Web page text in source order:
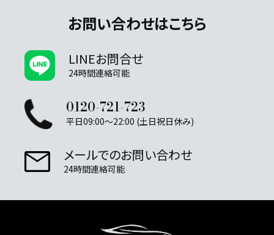
お問い合わせはこちら
LINEお問合せ
24時間連絡可能
0120-721-723
平日09:00～22:00 (土日祝日休み)
メールでのお問い合わせ
24時間連絡可能